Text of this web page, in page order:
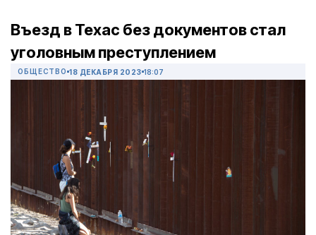
Въезд в Техас без документов стал
уголовным преступлением
ОБЩЕСТВО 18 ДЕКАБРЯ 2023 18:07